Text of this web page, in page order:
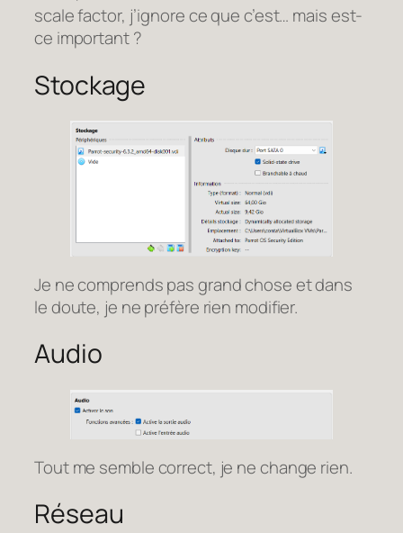
scale factor, j’ignore ce que c’est… mais est-
ce important ?
Stockage
Je ne comprends pas grand chose et dans
le doute, je ne préfère rien modifier.
Audio
Tout me semble correct, je ne change rien.
Réseau